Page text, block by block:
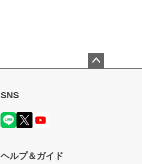
SNS
ヘルプ＆ガイド